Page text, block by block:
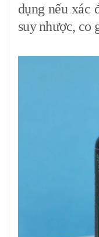
dụng nếu xác
suy nhược, co